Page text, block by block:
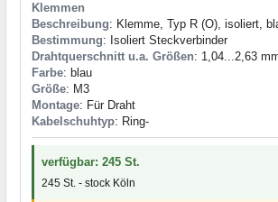
Klemmen
Beschreibung: Klemme, Typ R (О), isoliert,
Bestimmung: Isoliert Steckverbinder
Drahtquerschnitt u.a. Größen: 1,04...2,63
Farbe: blau
Größe: M3
Montage: Für Draht
Kabelschuhtyp: Ring-
verfügbar: 245 St.
245 St. - stock Köln